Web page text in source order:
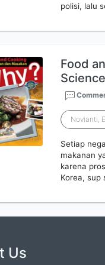
polisi, lalu
Food
Novianti,
Setiap
makanan
karena
Korea, sup
Us